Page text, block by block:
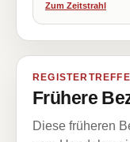
Zum Zeitstrahl
Frühere
Diese früheren